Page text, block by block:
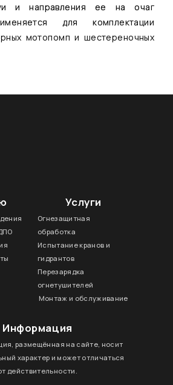
и направления ее на очаг
для комплектации
мотопомп и шестереночных
Услуги
Огнезащитная
обработка
Испытание кранов и
гидрантов
Перезарядка
огнетушителей
Монтаж и обслуживание
Информация
размещённая на сайте, носит
характер и может отличаться
действительности.